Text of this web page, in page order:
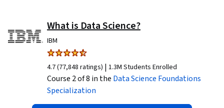
What is Data Science?
IBM
4.7 (77,848 ratings) | 1.3M Students Enrolled
Course 2 of 8 in the Data Science Foundations
Specialization